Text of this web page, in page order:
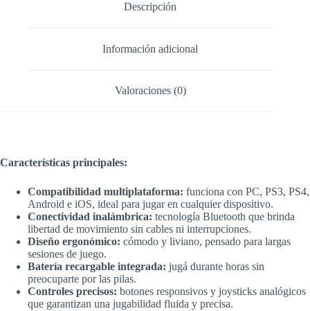
Descripción
Información adicional
Valoraciones (0)
Características principales:
Compatibilidad multiplataforma: funciona con PC, PS3, PS4,
Android e iOS, ideal para jugar en cualquier dispositivo.
Conectividad inalámbrica: tecnología Bluetooth que brinda
libertad de movimiento sin cables ni interrupciones.
Diseño ergonómico: cómodo y liviano, pensado para largas
sesiones de juego.
Batería recargable integrada: jugá durante horas sin
preocuparte por las pilas.
Controles precisos: botones responsivos y joysticks analógicos
que garantizan una jugabilidad fluida y precisa.